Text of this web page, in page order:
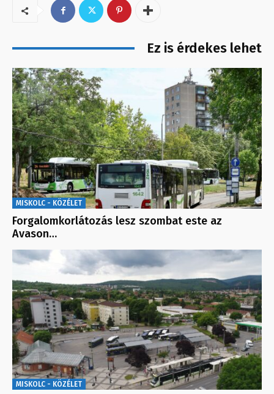
Ez is érdekes lehet
MISKOLC - KÖZÉLET
Forgalomkorlátozás lesz szombat este az
Avason…
MISKOLC - KÖZÉLET